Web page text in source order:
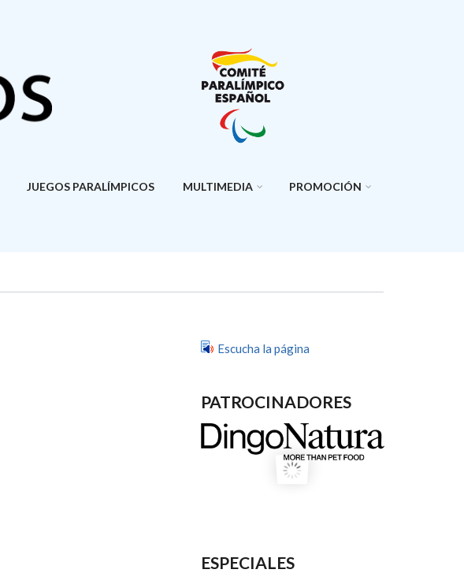
JUEGOS PARALÍMPICOS MULTIMEDIA PROMOCIÓN
Escucha la página
PATROCINADORES
ESPECIALES